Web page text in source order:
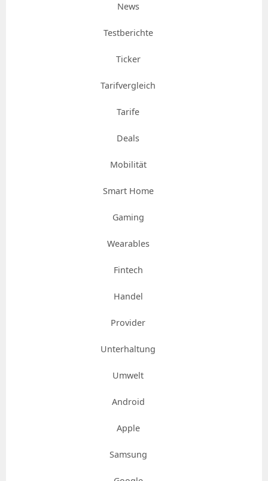
News
Testberichte
Ticker
Tarifvergleich
Tarife
Deals
Mobilität
Smart Home
Gaming
Wearables
Fintech
Handel
Provider
Unterhaltung
Umwelt
Android
Apple
Samsung